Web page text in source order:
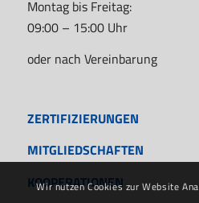
Montag bis Freitag:
09:00 – 15:00 Uhr
oder nach Vereinbarung
ZERTIFIZIERUNGEN
MITGLIEDSCHAFTEN
KOOPERATIONEN
Wir nutzen Cookies zur Website